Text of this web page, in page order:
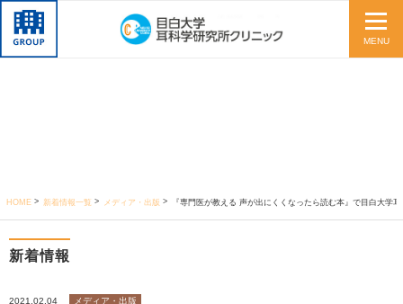
MENU
HOME 新着情報一覧 メディア・出版 『専門医が教える 声が出にくくなったら読む本』で目白大学耳科学研究所クリニックの音声・えん下専門外来が紹介さ
新着情報
2021.02.04 メディア・出版